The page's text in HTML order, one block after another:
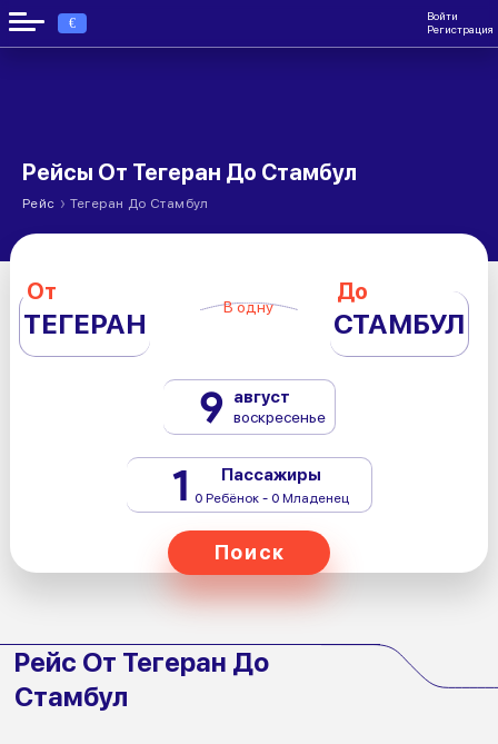
€
Войти
Регистрация
Рейсы От Тегеран До Стамбул
Рейс › Тегеран До Стамбул
От
ТЕГЕРАН В одну
До
СТАМБУЛ
9 август
воскресенье
1 Пассажиры
0 Ребёнок - 0 Младенец
Поиск
Рейс От Тегеран До
Стамбул